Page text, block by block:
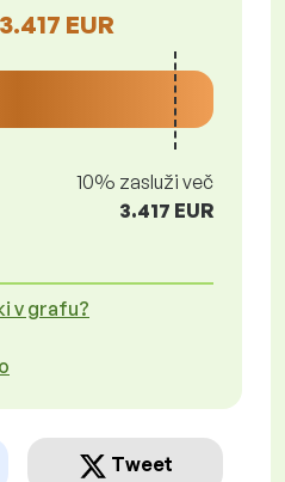
EUR
10% zasluži več
3.417 EUR
v grafu?
Tweet